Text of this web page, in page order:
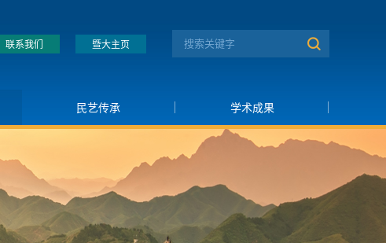
联系我们 暨大主页
民艺传承 学术成果